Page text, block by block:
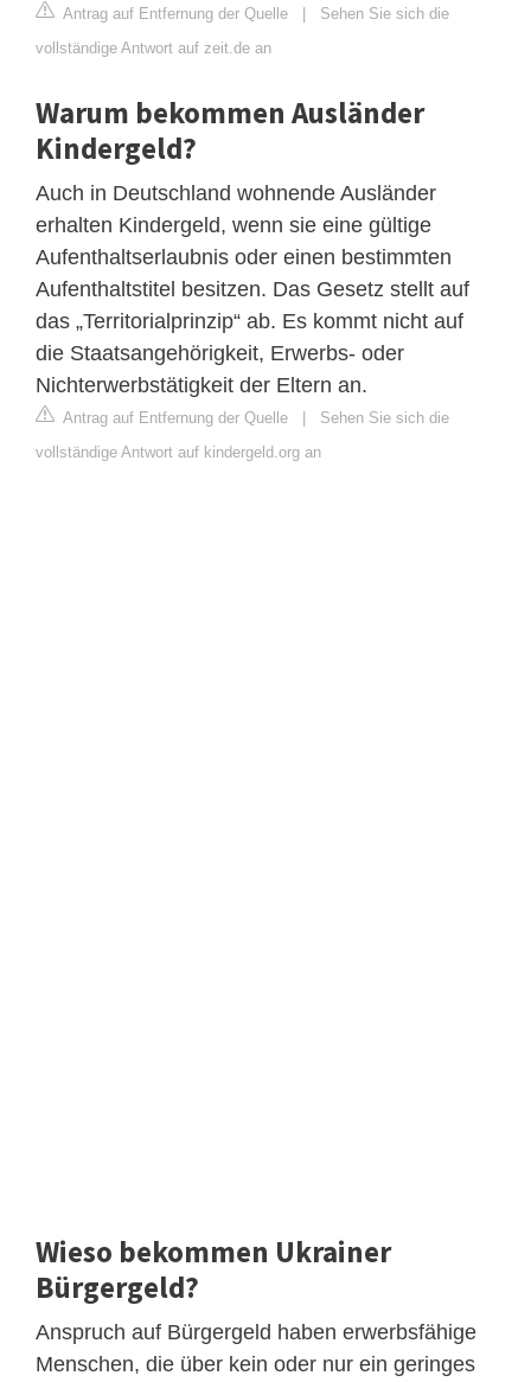
Antrag auf Entfernung der Quelle | Sehen Sie sich die
vollständige Antwort auf zeit.de an
Warum bekommen Ausländer
Kindergeld?
Auch in Deutschland wohnende Ausländer
erhalten Kindergeld, wenn sie eine gültige
Aufenthaltserlaubnis oder einen bestimmten
Aufenthaltstitel besitzen. Das Gesetz stellt auf
das „Territorialprinzip“ ab. Es kommt nicht auf
die Staatsangehörigkeit, Erwerbs- oder
Nichterwerbstätigkeit der Eltern an.
Antrag auf Entfernung der Quelle | Sehen Sie sich die
vollständige Antwort auf kindergeld.org an
Wieso bekommen Ukrainer
Bürgergeld?
Anspruch auf Bürgergeld haben erwerbsfähige
Menschen, die über kein oder nur ein geringes